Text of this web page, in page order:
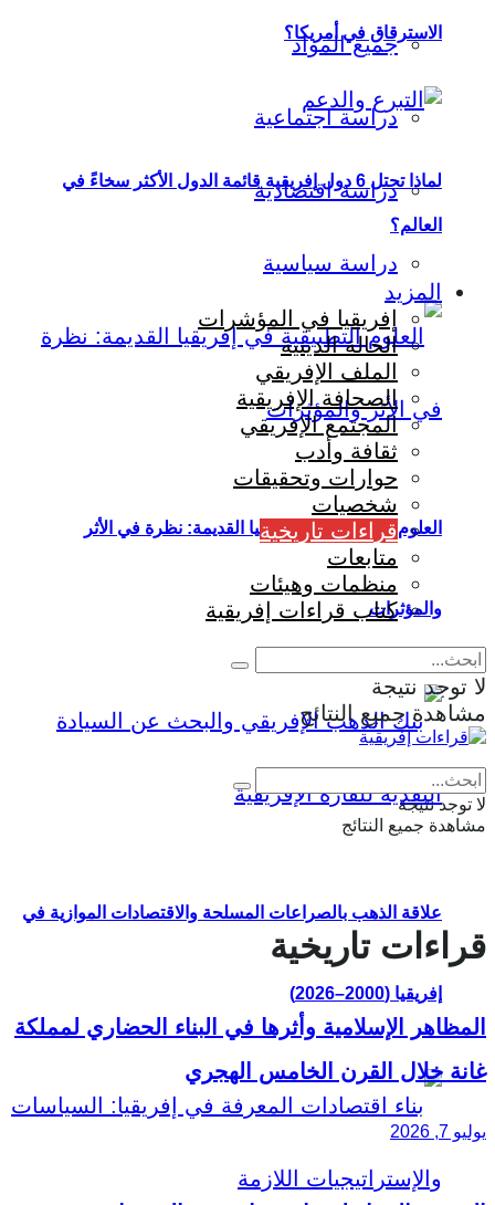
جميع المواد
دراسة اجتماعية
دراسة اقتصادية
دراسة سياسية
العلوم التطبيقية في إفريقيا القديمة: نظرة في الأثر
والمؤثرات
علاقة الذهب بالصراعات المسلحة والاقتصادات الموازية في
إفريقيا (2000–2026)
الاسترقاق في أمريكا؟
لماذا تحتل 6 دول إفريقية قائمة الدول الأكثر سخاءً في
العالم؟
المزيد
إفريقيا في المؤشرات
الحالة الدينية
الملف الإفريقي
الصحافة الإفريقية
المجتمع الإفريقي
ثقافة وأدب
حوارات وتحقيقات
شخصيات
قراءات تاريخية
متابعات
منظمات وهيئات
كتاب قراءات إفريقية
لا توجد نتيجة
مشاهدة جميع النتائج
لا توجد نتيجة
مشاهدة جميع النتائج
قراءات تاريخية
المظاهر الإسلامية وأثرها في البناء الحضاري لمملكة
غانة خلال القرن الخامس الهجري
يوليو 7, 2026